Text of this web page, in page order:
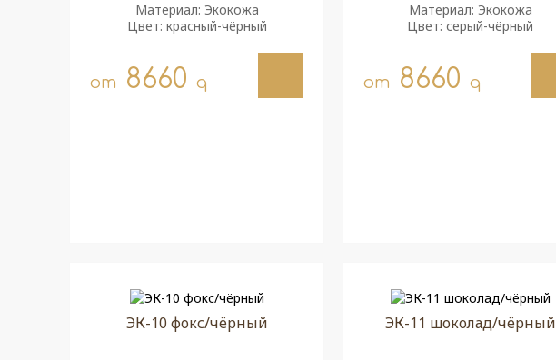
Материал: Экокожа
Цвет: красный-чёрный
от 8660 q
Материал: Экокожа
Цвет: серый-чёрный
от 8660 q
ЭК-10 фокс/чёрный ЭК-11 шоколад/чёрный